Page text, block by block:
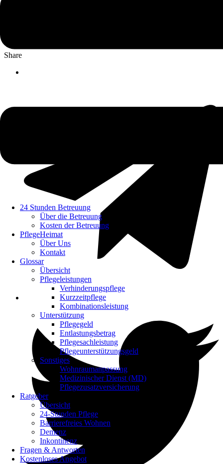
24 Stunden Betreuung
Über die Betreuung
Kosten der Betreuung
PflegeHeimat
Über Uns
Kontakt
Glossar
Übersicht
Pflegeleistungen
Verhinderungspflege
Kurzzeitpflege
Kombinationsleistung
Unterstützung
Pflegegeld
Entlastungsbetrag
Pflegesachleistung
Pflegeunterstützungsgeld
Sonstiges
Wohnraumanpassung
Medizinischer Dienst (MD)
Pflegezusatzversicherung
Ratgeber
Übersicht
24-Stunden Pflege
Barrierefreies Wohnen
Demenz
Inkontinenz
Fragen & Antworten
Kostenloses Angebot
Share